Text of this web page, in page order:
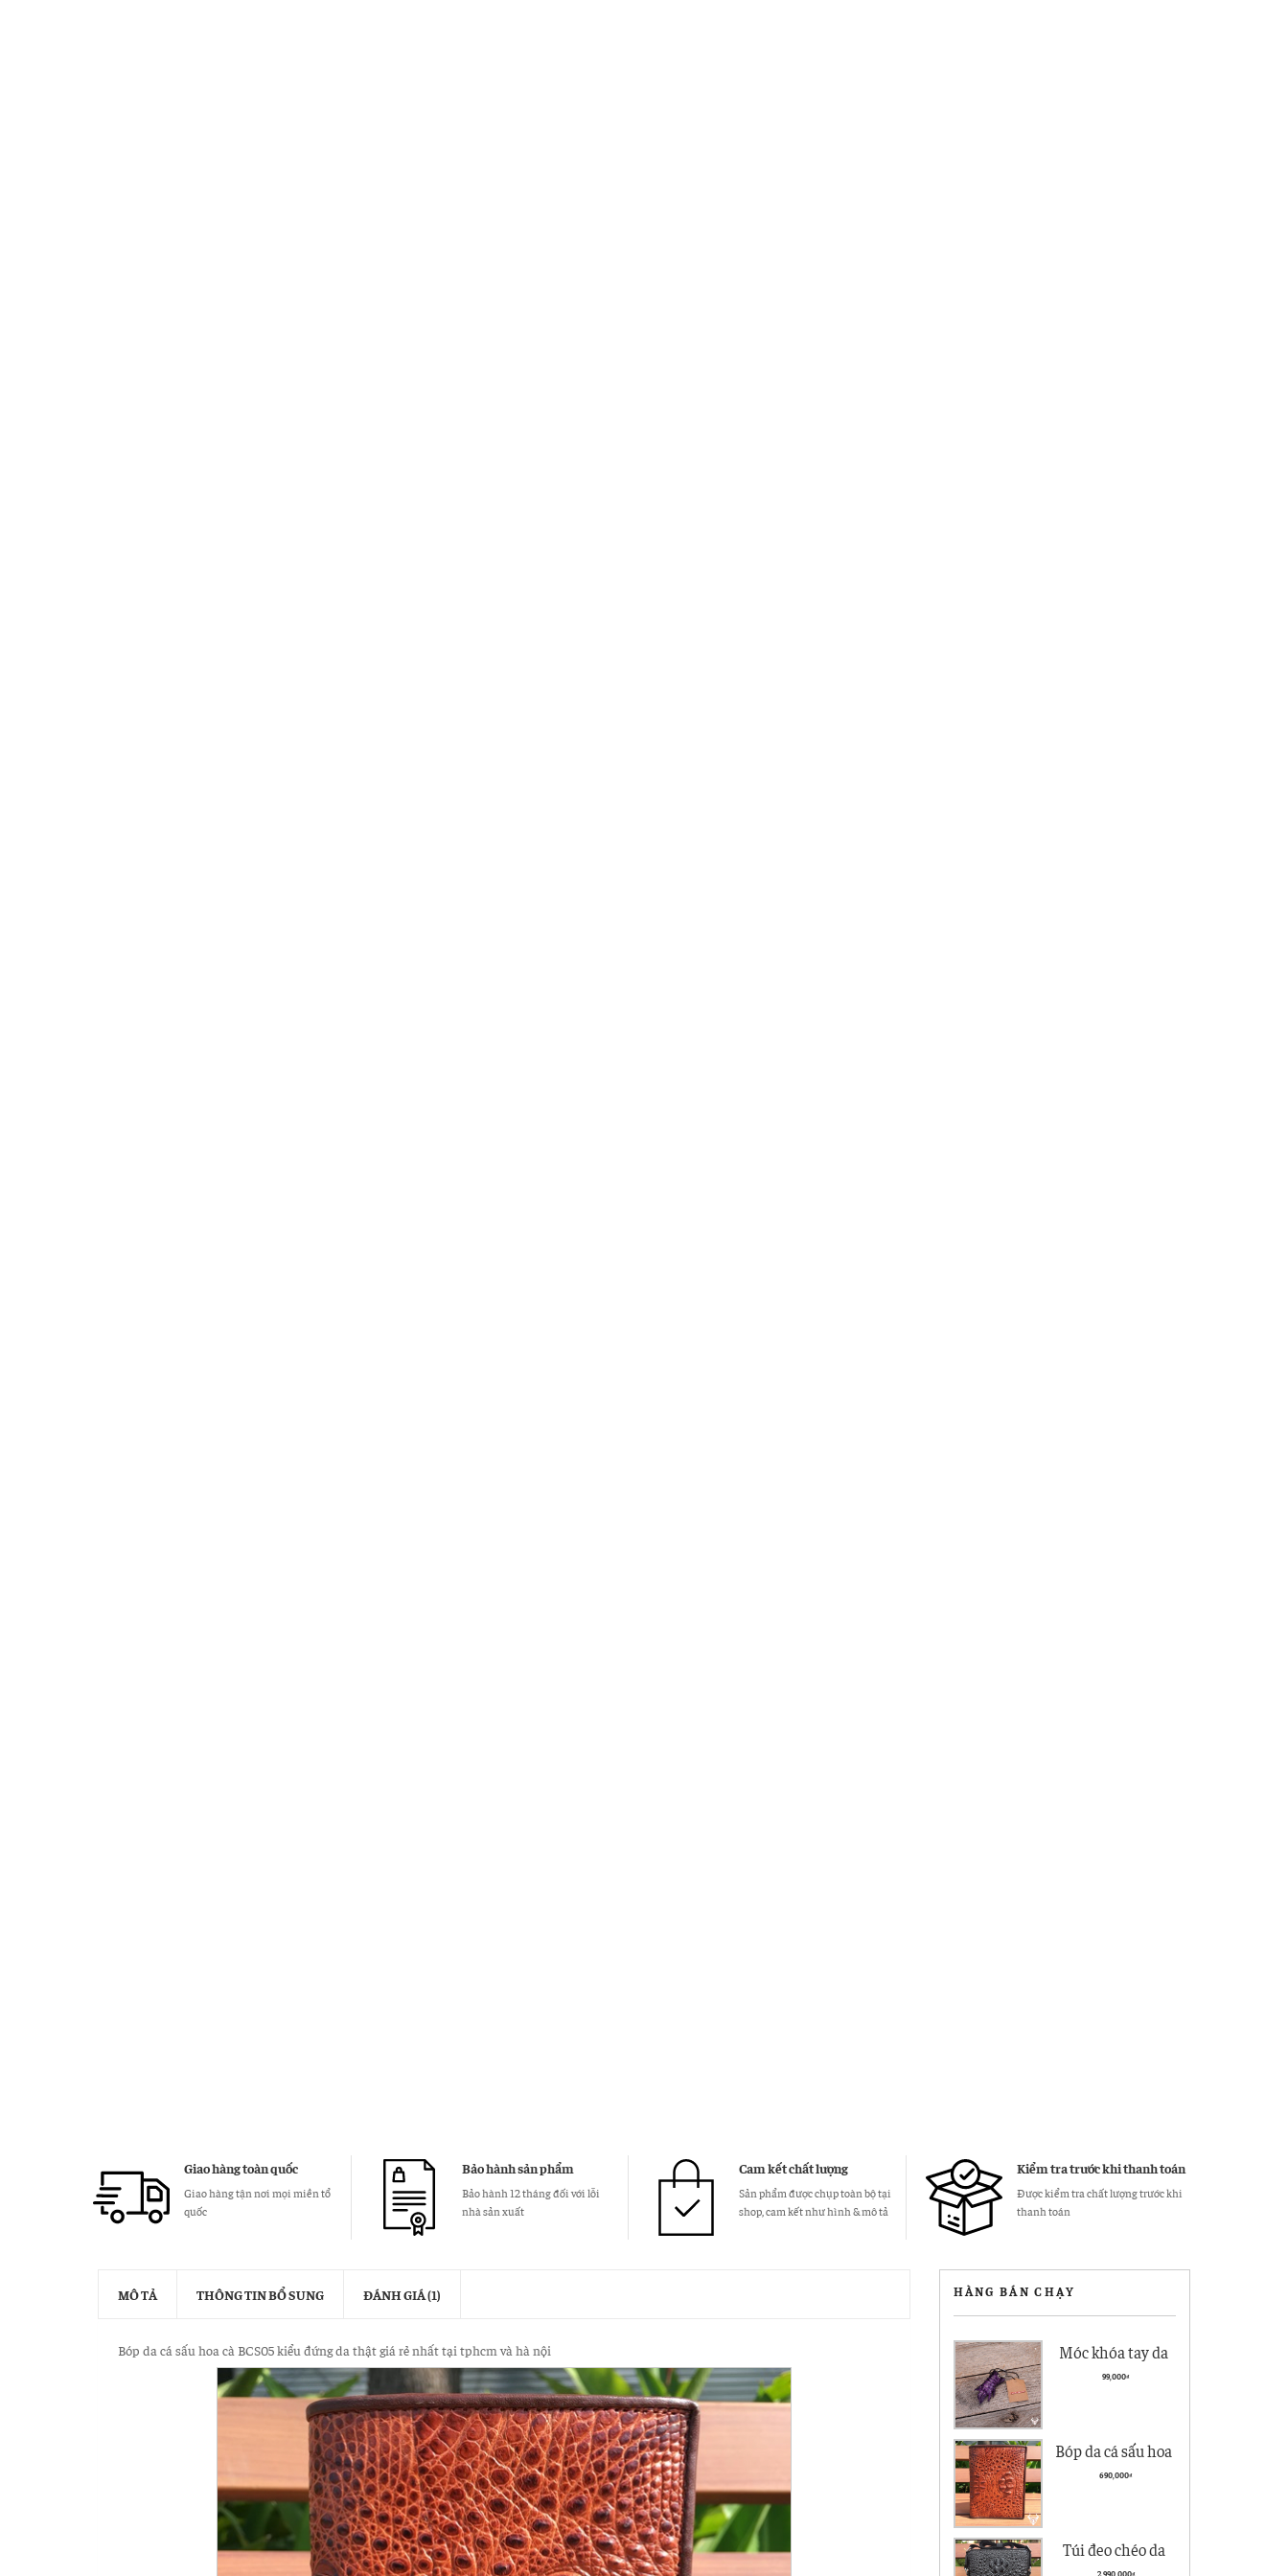
Giao hàng toàn quốc
Giao hàng tận nơi mọi miền tổ
quốc
Bảo hành sản phẩm
Bảo hành 12 tháng đối với lỗi
nhà sản xuất
Cam kết chất lượng
Sản phẩm được chụp toàn bộ tại
shop, cam kết như hình & mô tả
Kiểm tra trước khi thanh toán
Được kiểm tra chất lượng trước khi
thanh toán
MÔ TẢ THÔNG TIN BỔ SUNG ĐÁNH GIÁ (1)
Bóp da cá sấu hoa cà BCS05 kiểu đứng da thật giá rẻ nhất tại tphcm và hà nội
HÀNG BÁN CHẠY
Móc khóa tay da
cá sấu giá rẻ MK01
99,000₫
Bóp da cá sấu hoa
cà giá rẻ BCS05
690,000₫
Túi đeo chéo da
2,990,000₫